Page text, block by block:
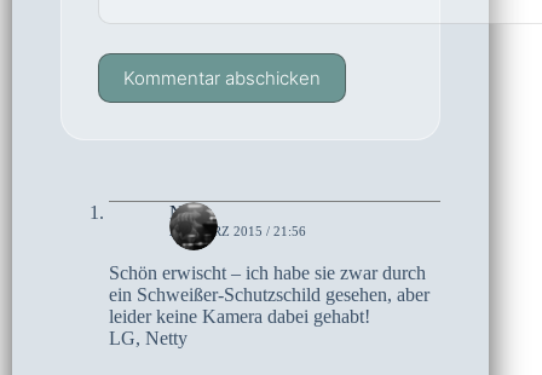
Kommentar abschicken
Netty
22. MÄRZ 2015 / 21:56
Schön erwischt – ich habe sie zwar durch
ein Schweißer-Schutzschild gesehen, aber
leider keine Kamera dabei gehabt!
LG, Netty